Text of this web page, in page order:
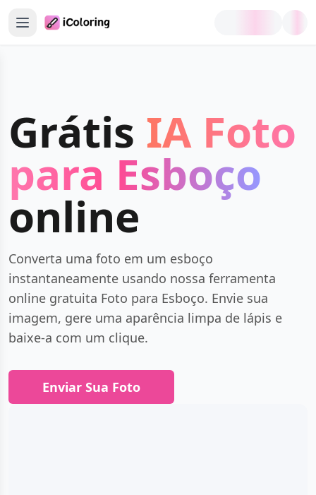
para Página para Colorir
para Página para Colorir
em lote
de livros para colorir
e diversão
ferramentas
para Colorir Grátis
Grátis IA Foto
para Esboço
online
Converta uma foto em um esboço
instantaneamente usando nossa ferramenta
online gratuita Foto para Esboço. Envie sua
imagem, gere uma aparência limpa de lápis e
baixe-a com um clique.
Enviar Sua Foto